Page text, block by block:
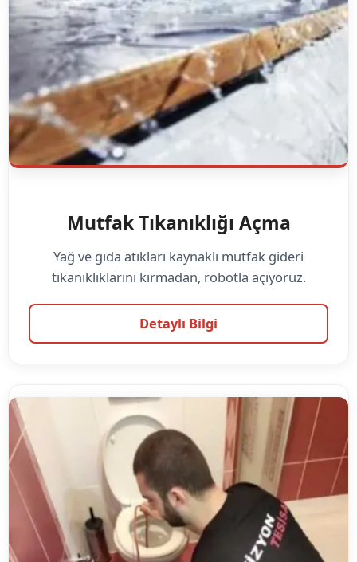
Mutfak Tıkanıklığı Açma
Yağ ve gıda atıkları kaynaklı mutfak gideri
tıkanıklıklarını kırmadan, robotla açıyoruz.
Detaylı Bilgi